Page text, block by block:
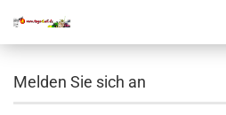
Melden Sie sich an